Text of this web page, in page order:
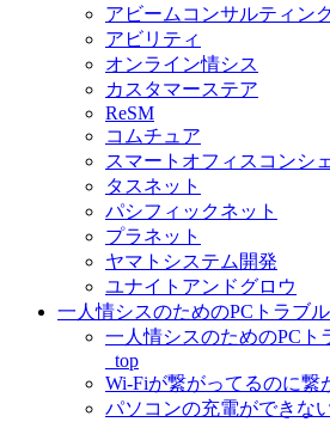
アビームコンサルティン
アビリティ
オンライン情シス
カスタマーステア
ReSM
コムチュア
スマートオフィスコンシ
タスネット
パシフィックネット
プラネット
ヤマトシステム開発
ユナイトアンドグロウ
一人情シスのためのPCトラブ
一人情シスのためのPCト
_top
Wi-Fiが繋がってるのに繋
パソコンの充電ができな